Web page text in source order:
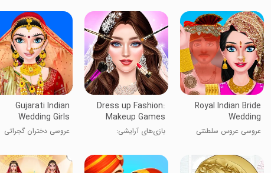
Royal Indian Bride
Wedding
عروسی عروس سلطنتی
Dress up Fashion:
Makeup Games
بازی‌های آرایشی:
Gujarati Indian
Wedding Girls
عروسی دختران گجراتی